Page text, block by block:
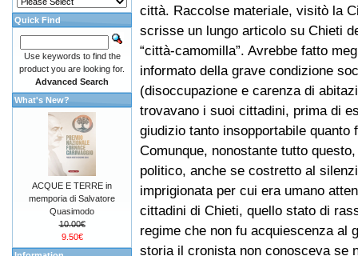
città. Raccolse materiale, visitò la
scrisse un lungo articolo su Chieti
“città-camomilla”. Avrebbe fatto
informato della grave condizione
(disoccupazione e carenza di
trovavano i suoi cittadini, prima di
giudizio tanto insopportabile quanto
Comunque, nonostante tutto
politico, anche se costretto al
imprigionata per cui era umano
cittadini di Chieti, quello stato di
regime che non fu acquiescenza al
storia il cronista non conosceva se
Quick Find
Use keywords to find the
product you are looking for.
Advanced Search
What's New?
ACQUE E TERRE in
memporia di Salvatore
Quasimodo
10.00€
9.50€